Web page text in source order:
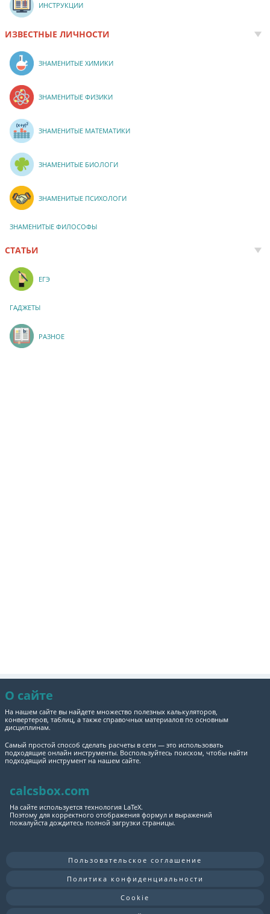
ИНСТРУКЦИИ
ИЗВЕСТНЫЕ ЛИЧНОСТИ
ЗНАМЕНИТЫЕ ХИМИКИ
ЗНАМЕНИТЫЕ ФИЗИКИ
ЗНАМЕНИТЫЕ МАТЕМАТИКИ
ЗНАМЕНИТЫЕ БИОЛОГИ
ЗНАМЕНИТЫЕ ПСИХОЛОГИ
ЗНАМЕНИТЫЕ ФИЛОСОФЫ
СТАТЬИ
ЕГЭ
ГАДЖЕТЫ
РАЗНОЕ
О сайте
На нашем сайте вы найдете множество полезных калькуляторов,
конвертеров, таблиц, а также справочных материалов по основным
дисциплинам.
Самый простой способ сделать расчеты в сети — это использовать
подходящие онлайн инструменты. Воспользуйтесь поиском, чтобы найти
подходящий инструмент на нашем сайте.
calcsbox.com
На сайте используется технология LaTeX.
Поэтому для корректного отображения формул и выражений
пожалуйста дождитесь полной загрузки страницы.
Пользовательское соглашение
Политика конфиденциальности
Cookie